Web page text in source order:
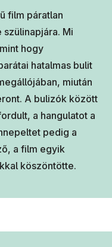
film páratlan
Mi
hogy
hatalmas bulit
miután
A bulizók között
a hangulatot a
pedig a
a film egyik
köszöntötte.